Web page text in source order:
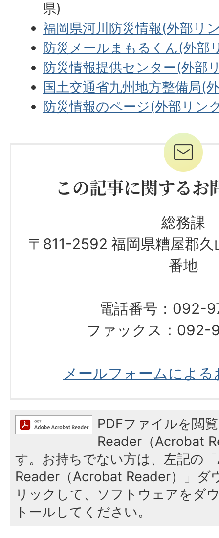
県)
福岡県河川防災情報(外部リ
防災メールまもるくん(外部
防災情報提供センター(外部
国土交通省九州地方整備局(
防災情報のページ(外部リン
この記事に関するお
総務課
〒811-2592 福岡県糟屋郡
番地
電話番号：092-
ファックス：092-
メールフォームによ
PDFファイルを閲
Reader（Acrobat
す。お持ちでない方は、左記の
Reader（Acrobat Reader）」ダ
リックして、ソフトウェアをダ
トールしてください。